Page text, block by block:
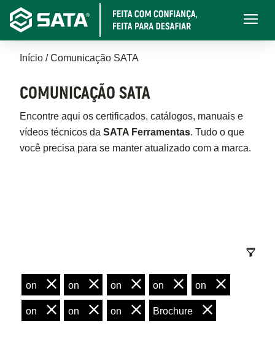
Pular
para
o
conteúdo
Main
Trilha
de
navegação
Início Comunicação SATA
COMUNICAÇÃO SATA
Encontre aqui os certificados, catálogos, manuais e
vídeos técnicos da SATA Ferramentas. Tudo o que
você precisa para se manter atualizado com a marca.
on on on on on
on on on Brochure